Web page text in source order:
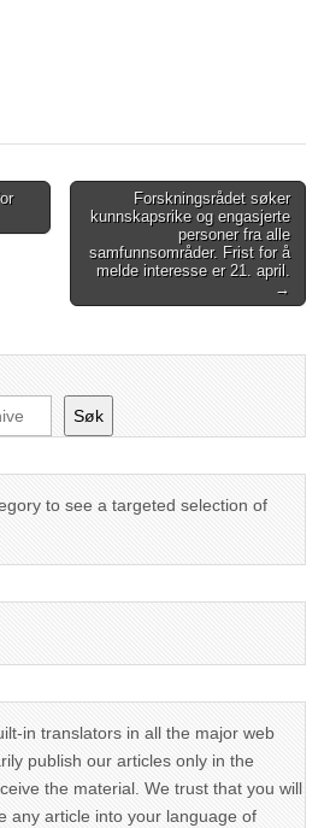
Forskningsrådet søker
kunnskapsrike og engasjerte
personer fra alle
samfunnsområder. Frist for å
melde interesse er 21. april.
→
Søk
to see a targeted selection of
in translators in all the major web
publish our articles only in the
the material. We trust that you will
any article into your language of